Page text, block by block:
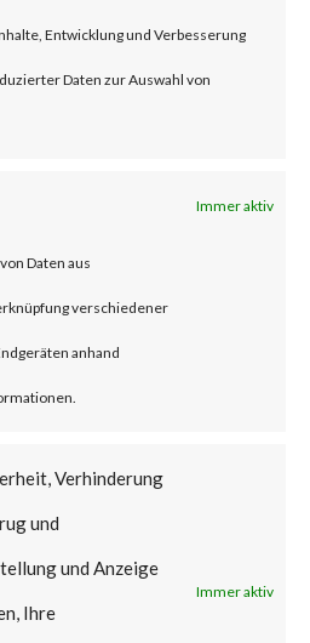
Entwicklung und Verbesserung
Daten zur Auswahl von
Immer aktiv
Daten aus
verschiedener
anhand
Verhinderung
und
und Anzeige
Ihre
Immer aktiv
because
used and CVE-
0-day in April
have
deployed.
strongly
users of
Solution?